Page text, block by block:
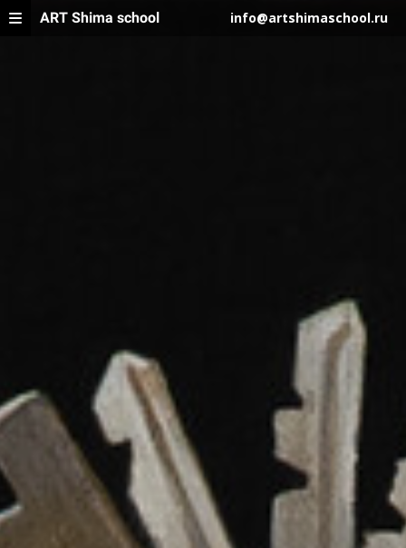
ART Shima school info@artshimaschool.ru